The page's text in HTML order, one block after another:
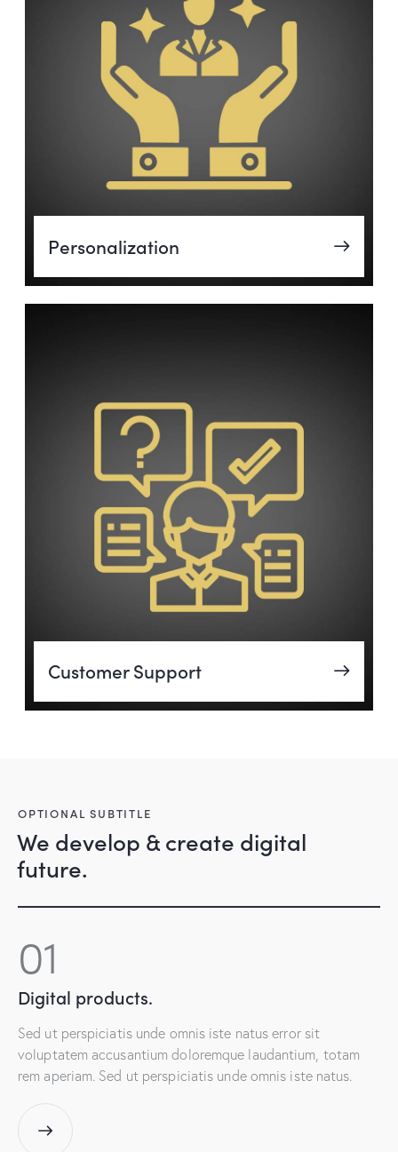
Personalization
Customer Support
OPTIONAL SUBTITLE
We develop & create digital
future.
01
Digital products.
Sed ut perspiciatis unde omnis iste natus error sit
voluptatem accusantium doloremque laudantium, totam
rem aperiam. Sed ut perspiciatis unde omnis iste natus.